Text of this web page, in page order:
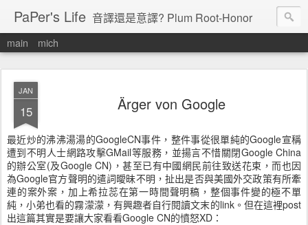
PaPer's Life 音譯還是意譯? Plum Root-Honor
main mich
JAN
15 Ärger von Google
最近炒的沸沸湯湯的GoogleCN事件，整件事從很單純的Google宣稱
遭到不明人士網路攻擊GMail等服務，並揚言不惜關閉Google China
的辦公室(及Google CN)，甚至已有中國網民前往致送花束，而也因
為Google官方聲明的遣詞曖昧不明，扯出是否與美國外交政策有所牽
連的案外案，加上希拉蕊在第一時間聲明稿，整個事件變的極不單
純，小弟也看的霧濛濛，有興趣者自行閱讀文末的link。但在這裡post
出這篇其實是要讓大家看看Google CN的憤怒XD：